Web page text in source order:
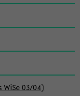
03/04)